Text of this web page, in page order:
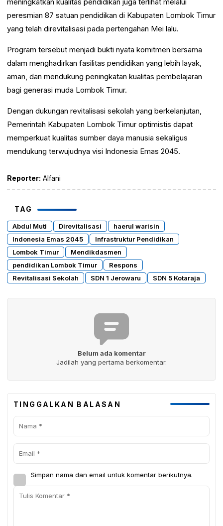
peresmian 87 satuan pendidikan di Kabupaten Lombok Timur
yang telah direvitalisasi pada pertengahan Mei lalu.
Program tersebut menjadi bukti nyata komitmen bersama
dalam menghadirkan fasilitas pendidikan yang lebih layak,
aman, dan mendukung peningkatan kualitas pembelajaran
bagi generasi muda Lombok Timur.
Dengan dukungan revitalisasi sekolah yang berkelanjutan,
Pemerintah Kabupaten Lombok Timur optimistis dapat
memperkuat kualitas sumber daya manusia sekaligus
mendukung terwujudnya visi Indonesia Emas 2045.
Reporter: Alfani
TAG
Abdul Muti Direvitalisasi
haerul warisin
Indonesia Emas 2045
Infrastruktur Pendidikan
Lombok Timur
Mendikdasmen
pendidikan Lombok Timur
Respons
Revitalisasi Sekolah
SDN 1 Jerowaru SDN 5 Kotaraja
Belum ada komentar
Jadilah yang pertama berkomentar.
TINGGALKAN BALASAN
Simpan nama dan email untuk komentar berikutnya.